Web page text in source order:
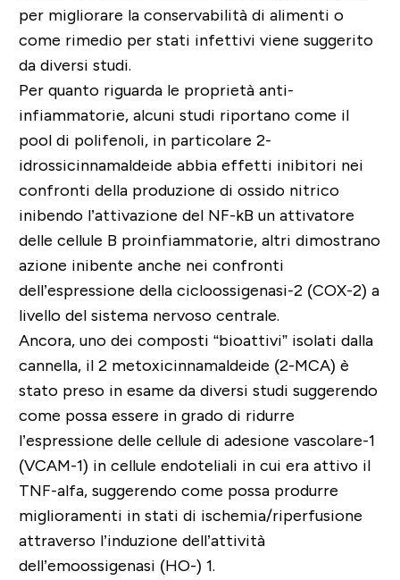
per migliorare la conservabilità di alimenti o
come rimedio per stati infettivi viene suggerito
da diversi studi.
Per quanto riguarda le proprietà anti-
infiammatorie, alcuni studi riportano come il
pool di polifenoli, in particolare 2-
idrossicinnamaldeide abbia effetti inibitori nei
confronti della produzione di ossido nitrico
inibendo l’attivazione del NF-kB un attivatore
delle cellule B proinfiammatorie, altri dimostrano
azione inibente anche nei confronti
dell’espressione della cicloossigenasi-2 (COX-2) a
livello del sistema nervoso centrale.
Ancora, uno dei composti “bioattivi” isolati dalla
cannella, il 2 metoxicinnamaldeide (2-MCA) è
stato preso in esame da diversi studi suggerendo
come possa essere in grado di ridurre
l’espressione delle cellule di adesione vascolare-1
(VCAM-1) in cellule endoteliali in cui era attivo il
TNF-alfa, suggerendo come possa produrre
miglioramenti in stati di ischemia/riperfusione
attraverso l’induzione dell’attività
dell’emoossigenasi (HO-) 1.